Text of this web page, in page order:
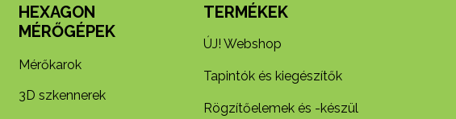
HEXAGON
MÉRŐGÉPEK
Mérőkarok
3D szkennerek
TERMÉKEK
ÚJ! Webshop
Tapintók és kiegészítők
Rögzítőelemek és -készül​